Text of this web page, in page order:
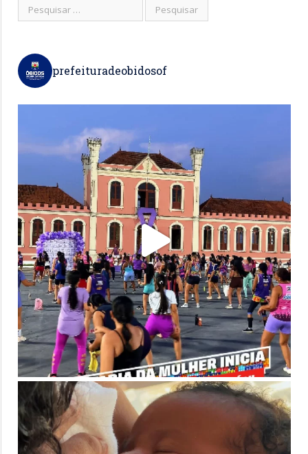
prefeituradeobidosof